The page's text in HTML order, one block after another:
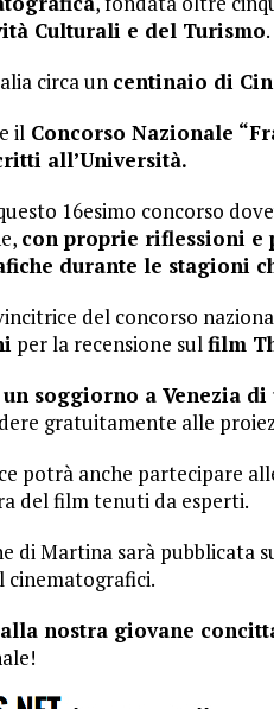
Culturali e del Turismo.
circa un centinaio di
il Concorso Nazionale
all’Università.
16esimo concorso
con proprie riflessioni e
durante le stagioni
del concorso
per la recensione sulfilm
soggiorno a Venezia di
gratuitamente alle
potrà anche partecipare
del film tenuti da esperti.
di Martina sarà pubblicata
cinematografici.
nostra giovane